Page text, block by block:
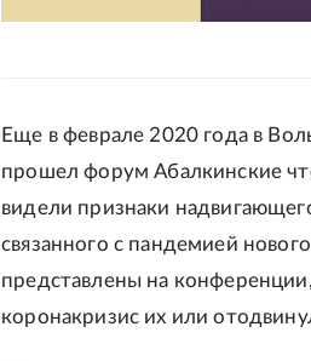
Еще в феврале 2020 года в
прошел форум Абалкинские
видели признаки
связанного с пандемией
представлены на
коронакризис их или